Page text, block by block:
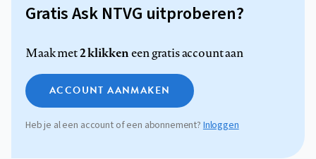
Gratis Ask NTVG uitproberen?
Maak met2 klikkeneen gratis account aan
ACCOUNT AANMAKEN
Heb je al een account of een abonnement?Inloggen